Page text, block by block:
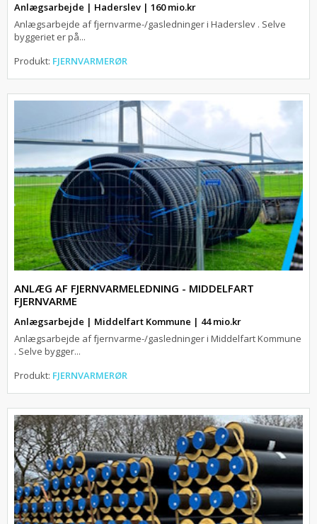
Anlægsarbejde | Haderslev | 160 mio.kr
Anlægsarbejde af fjernvarme-/gasledninger i Haderslev . Selve
byggeriet er på...
Produkt: FJERNVARMERØR
ANLÆG AF FJERNVARMELEDNING - MIDDELFART
FJERNVARME
Anlægsarbejde | Middelfart Kommune | 44 mio.kr
Anlægsarbejde af fjernvarme-/gasledninger i Middelfart Kommune
. Selve bygger...
Produkt: FJERNVARMERØR